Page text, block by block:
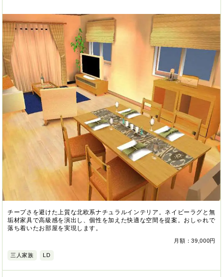
チープさを避けた上質な北欧系ナチュラルインテリア。ネイビーラグと無
垢材家具で高級感を演出し、個性を加えた快適な空間を提案。おしゃれで
落ち着いたお部屋を実現します。
月額：39,000円
三人家族 LD